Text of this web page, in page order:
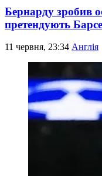
Бернарду зробив
претендують
11 червня, 23:34 Англія